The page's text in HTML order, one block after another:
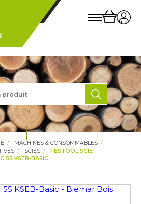
MACHINES & CONSOMMABLES
SCIES
FESTOOL SCIE
55 KSEB-BASIC